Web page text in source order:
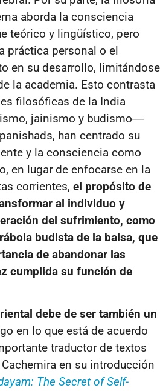
aborda la consciencia
teórico y lingüístico, pero
práctica personal o el
en su desarrollo, limitándose
la academia. Esto contrasta
filosóficas de la India
jainismo y budismo―
han centrado su
y la consciencia como
en lugar de enfocarse en la
corrientes, el propósito de
al individuo y
del sufrimiento, como
budista de la balsa, que
de abandonar las
cumplida su función de
debe de ser también un
en lo que está de acuerdo
traductor de textos
en su introducción
The Secret of Self-